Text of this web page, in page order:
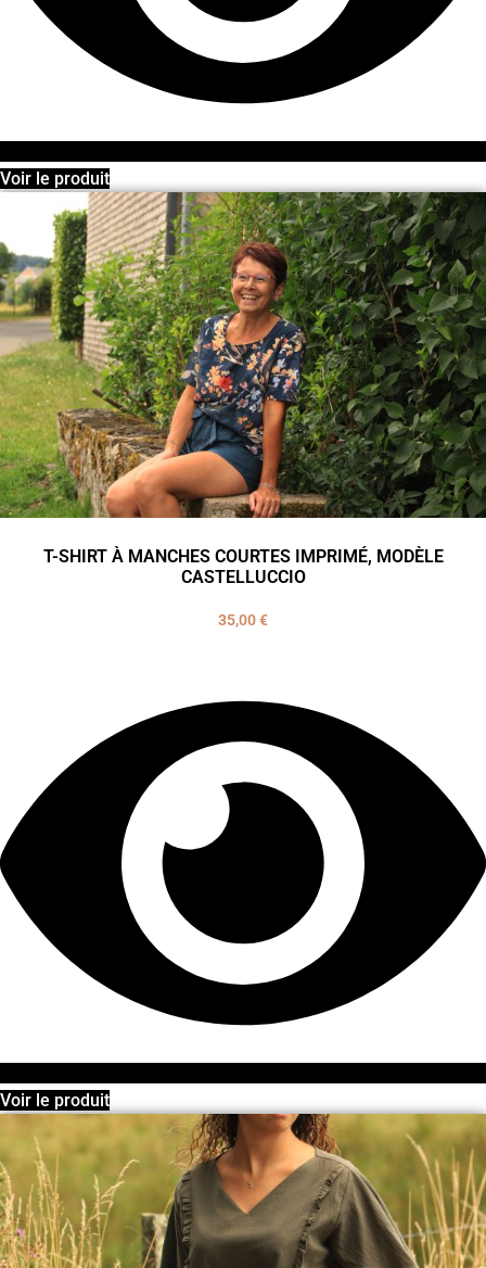
Voir le produit
T-SHIRT À MANCHES COURTES IMPRIMÉ, MODÈLE
CASTELLUCCIO
35,00€
Voir le produit